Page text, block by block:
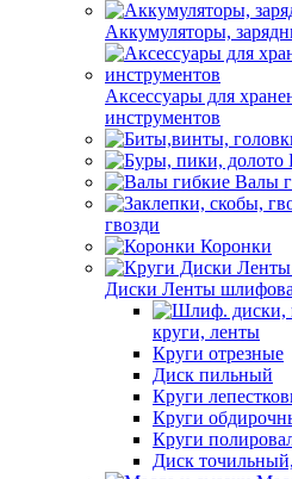
Аккумуляторы,
Аксессуары для
инструментов
Валы
гвозди
Коронки
Диски Ленты
круги, ленты
Круги отрезные
Диск пильный
Круги
Круги
Круги
Диск